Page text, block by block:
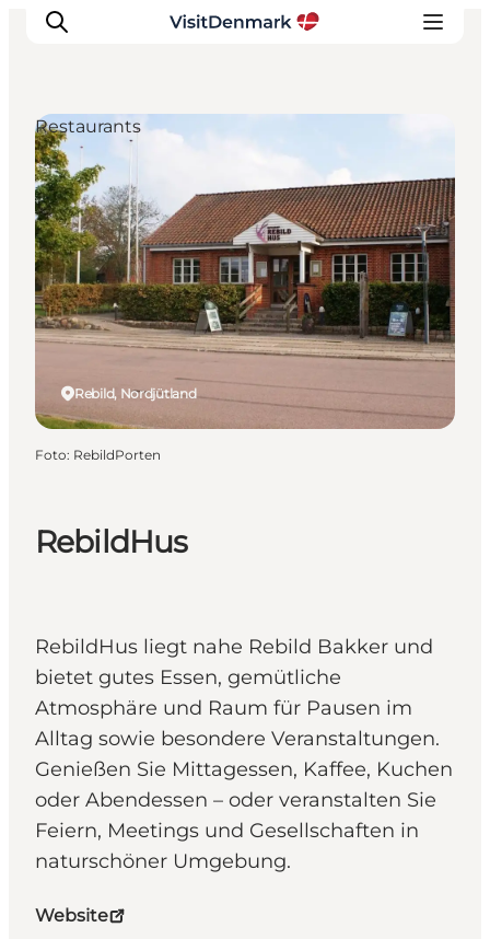
Inspiration
Regionen
Erlebnisse
Unterkünfte
Reiseplanung
RebildHus
RebildHus liegt nahe Rebild Bakker und
bietet gutes Essen, gemütliche
Atmosphäre und Raum für Pausen im
Alltag sowie besondere Veranstaltungen.
Genießen Sie Mittagessen, Kaffee, Kuchen
oder Abendessen – oder veranstalten Sie
Feiern, Meetings und Gesellschaften in
naturschöner Umgebung.
Website
Rebild, Nordjütland
Restaurants
Foto: RebildPorten